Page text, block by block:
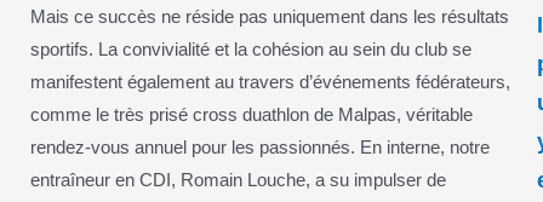
Mais ce succès ne réside pas uniquement dans les résultats
sportifs. La convivialité et la cohésion au sein du club se
manifestent également au travers d’événements fédérateurs,
comme le très prisé cross duathlon de Malpas, véritable
rendez-vous annuel pour les passionnés. En interne, notre
entraîneur en CDI, Romain Louche, a su impulser de